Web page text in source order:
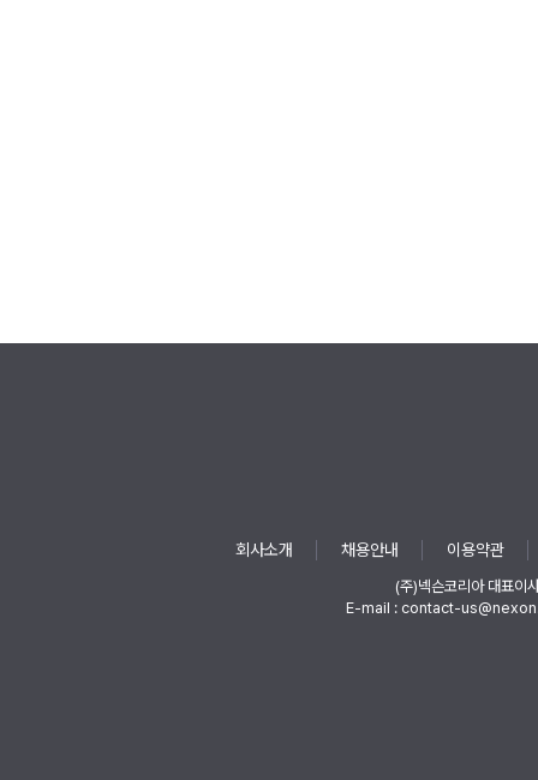
회사소개 채용안내 이용약관
(주)넥슨코리아 대표이
E-mail : contact-